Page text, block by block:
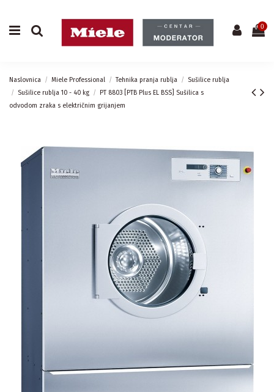
0
Naslovnica Miele Professional Tehnika pranja rublja
Sušilice rublja
Sušilice rublja 10 - 40 kg
PT 8803 [PTB Plus EL BSS] Sušilica s
odvodom zraka s električnim grijanjem